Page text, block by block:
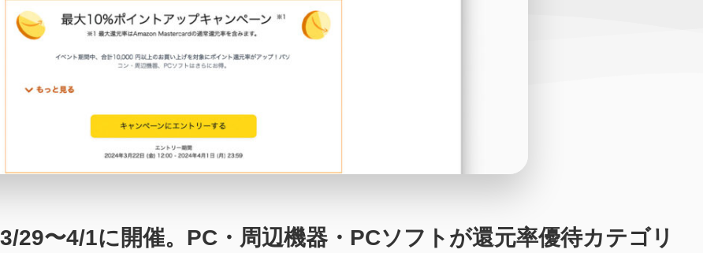
29〜4/1に開催。PC・周辺機器・PCソフトが還元率優待カテゴリ